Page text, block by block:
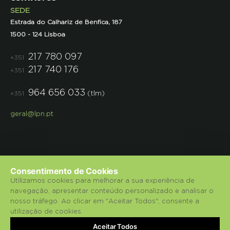
SEDE
Estrada do Calhariz de Benfica, 187
1500 - 124 Lisboa
+351 217 780 097
+351 217 740 176
+351 964 656 033 (tlm)
geral@lpn.pt
© 2018 Liga para a Protecção da Natureza.
Política de Privacidade
Consentimento de Cookies
Utilizamos cookies para melhorar a sua experiência de
navegação, apresentar conteúdo personalizado e analisar o
nosso tráfego. Ao clicar em "Aceitar Todos", consente a
utilização de cookies.
Aceitar Todos